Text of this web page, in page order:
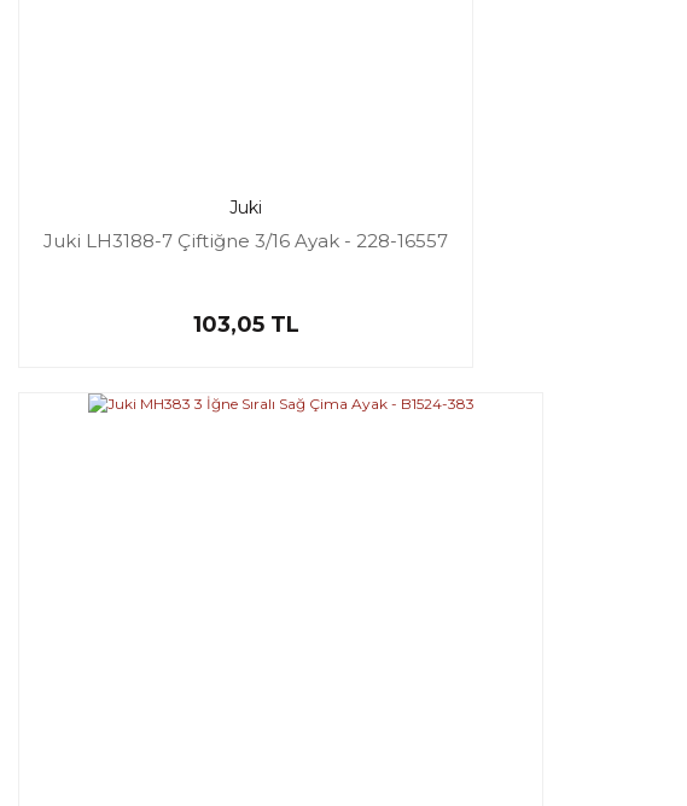
Juki
Juki LH3188-7 Çiftiğne 3/16 Ayak - 228-16557
103,05 TL